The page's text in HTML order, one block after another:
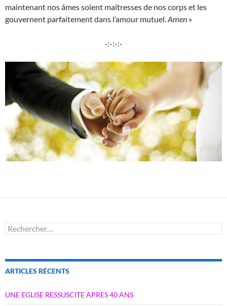
maintenant nos âmes soient maîtresses de nos corps et les
gouvernent parfaitement dans l’amour mutuel.Amen »
-:-:-:-
Rechercher :
ARTICLES RÉCENTS
UNE EGLISE RESSUSCITE APRES 40 ANS